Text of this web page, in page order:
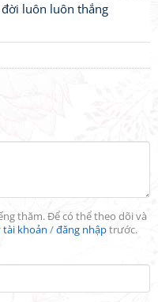
thăm. Để có thể theo dõi và
tài khoản /đăng nhậptrước.
đời luôn luôn thắng